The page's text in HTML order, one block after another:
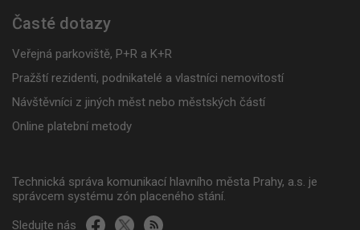
Časté dotazy
Veřejná parkoviště, P+R a K+R
Pražští rezidenti, podnikatelé a vlastníci nemovitostí
Návštěvníci z jiných měst nebo městských částí
Online platební metody
Technická správa komunikací hlavního města Prahy, a.s. je
správcem systému zón placeného stání.
Sledujte nás